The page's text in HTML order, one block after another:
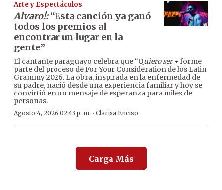
Arte y Espectáculos
Alvaro!:“Esta canción ya ganó
todos los premios al
encontrar un lugar en la
gente”
El cantante paraguayo celebra que “Quiero ser +forme
parte del proceso de For Your Consideration de los Latin
Grammy 2026. La obra, inspirada en la enfermedad de
su padre, nació desde una experiencia familiar y hoy se
convirtió en un mensaje de esperanza para miles de
personas.
Agosto 4, 2026 02:43 p. m. · Clarisa Enciso
Carga Más